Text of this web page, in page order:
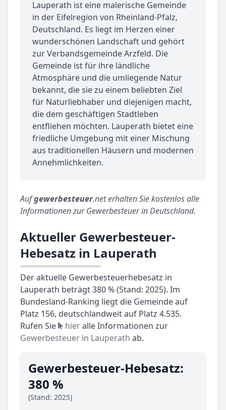
Lauperath ist eine malerische Gemeinde
in der Eifelregion von Rheinland-Pfalz,
Deutschland. Es liegt im Herzen einer
wunderschönen Landschaft und gehört
zur Verbandsgemeinde Arzfeld. Die
Gemeinde ist für ihre ländliche
Atmosphäre und die umliegende Natur
bekannt, die sie zu einem beliebten Ziel
für Naturliebhaber und diejenigen macht,
die dem geschäftigen Stadtleben
entfliehen möchten. Lauperath bietet eine
friedliche Umgebung mit einer Mischung
aus traditionellen Häusern und modernen
Annehmlichkeiten.
Aufgewerbesteuer.net erhalten Sie kostenlos alle
Informationen zur Gewerbesteuer in Deutschland.
Aktueller Gewerbesteuer-
Hebesatz in Lauperath
Der aktuelle Gewerbesteuerhebesatz in
Lauperath beträgt 380 % (Stand: 2025). Im
Bundesland-Ranking liegt die Gemeinde auf
Platz 156, deutschlandweit auf Platz 4.535.
Rufen Sie
hieralle Informationen zur
Gewerbesteuer in Lauperath ab.
Gewerbesteuer-Hebesatz:
380 %
(Stand: 2025)